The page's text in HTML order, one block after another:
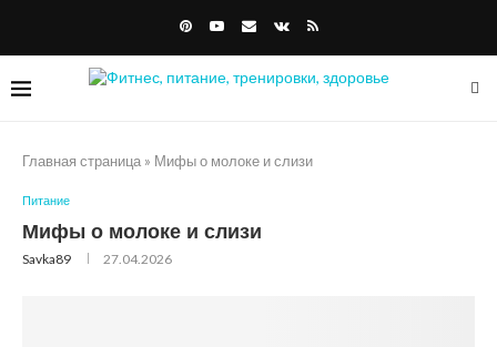
Главная страница » Мифы о молоке и слизи
Питание
Мифы о молоке и слизи
Savka89 27.04.2026